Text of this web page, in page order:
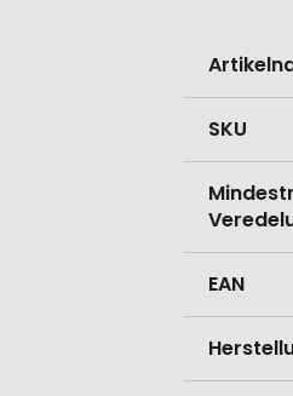
SKU
EAN